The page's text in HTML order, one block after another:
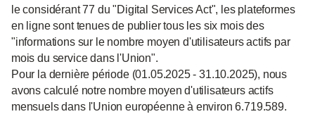
le considérant 77 du "Digital Services Act", les plateformes
en ligne sont tenues de publier tous les six mois des
"informations sur le nombre moyen d'utilisateurs actifs par
mois du service dans l'Union".
Pour la dernière période (01.05.2025 - 31.10.2025), nous
avons calculé notre nombre moyen d'utilisateurs actifs
mensuels dans l'Union européenne à environ 6.719.589.